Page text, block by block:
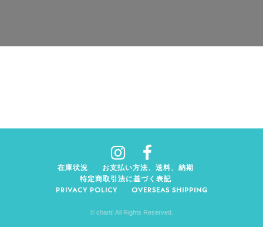
在庫状況
お支払い方法、送料、納期
特定商取引法に基づく表記
PRIVACY POLICY
OVERSEAS SHIPPING
© chant! All Rights Reserved.